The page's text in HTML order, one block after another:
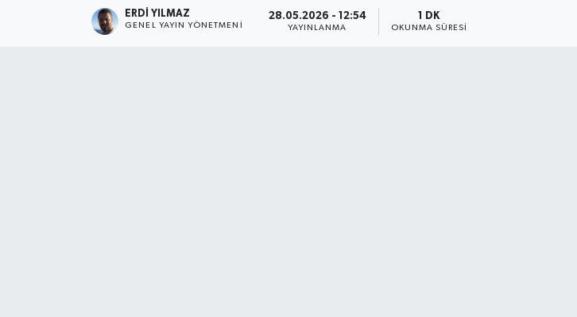
ERDI YILMAZ
GENEL YAYIN YÖNETMENI
28.05.2026 - 12:54
YAYINLANMA
1 DK
OKUNMA SÜRESI